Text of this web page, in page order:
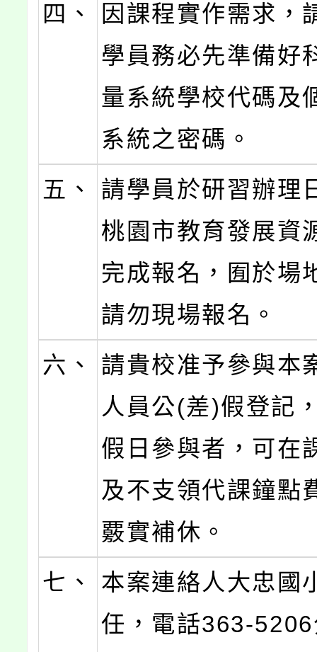
四、
因課程實作需求，
學員務必先準備好
量系統學校代碼及
系統之密碼。
五、
請學員於研習辦理
桃園市教育發展資
完成報名，囿於場
請勿現場報名。
六、
請貴校准予參與本
人員公(差)假登記
假日參與者，可在
及不支領代課鐘點
覈實補休。
七、
本案連絡人大忠國
任，電話363-